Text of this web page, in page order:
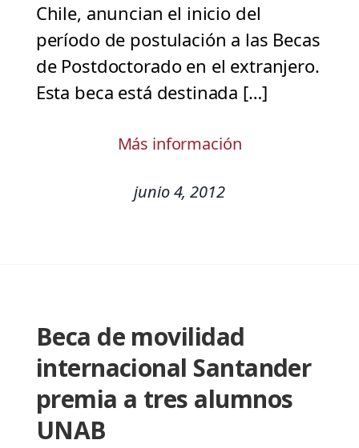
Chile, anuncian el inicio del
período de postulación a las Becas
de Postdoctorado en el extranjero.
Esta beca está destinada […]
Más información
junio 4, 2012
Beca de movilidad
internacional Santander
premia a tres alumnos
UNAB